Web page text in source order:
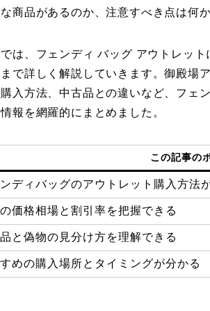
商品があるのか、注意すべき点は何
は、フェンディ バッグ アウトレッ
で詳しく解説していきます。御殿場
入方法、中古品との違いなど、フェ
報を網羅的にまとめました。
この記事の
ディバッグのアウトレット購入方法
価格相場と割引率を把握できる
と偽物の見分け方を理解できる
めの購入場所とタイミングが分かる